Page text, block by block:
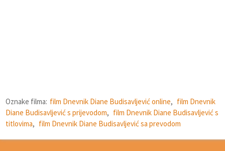
Oznake filma: film Dnevnik Diane Budisavljević online, film Dnevnik
Diane Budisavljević s prijevodom, film Dnevnik Diane Budisavljević s
titlovima, film Dnevnik Diane Budisavljević sa prevodom